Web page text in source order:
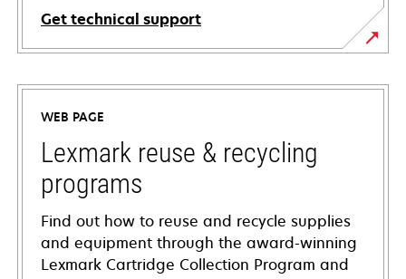
Get technical support
opens
in
new
tab
WEB PAGE
Lexmark reuse & recycling
programs
Find out how to reuse and recycle supplies
and equipment through the award-winning
Lexmark Cartridge Collection Program and